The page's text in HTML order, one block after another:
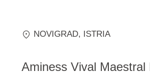
NOVIGRAD, ISTRIA
Aminess Vival Maestral